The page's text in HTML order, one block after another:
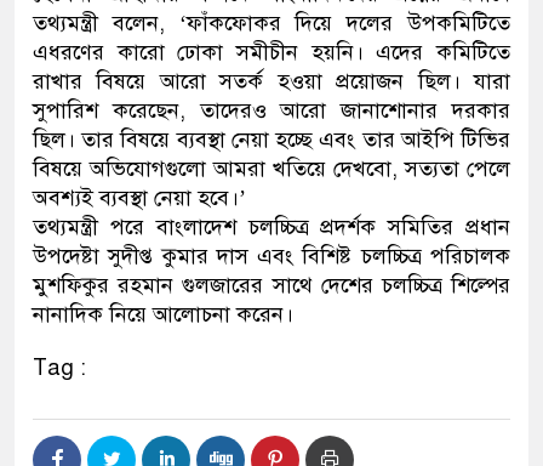
তথ্যমন্ত্রী বলেন, ‘ফাঁকফোকর দিয়ে দলের উপকমিটিতে
এধরণের কারো ঢোকা সমীচীন হয়নি। এদের কমিটিতে
রাখার বিষয়ে আরো সতর্ক হওয়া প্রয়োজন ছিল। যারা
সুপারিশ করেছেন, তাদেরও আরো জানাশোনার দরকার
ছিল। তার বিষয়ে ব্যবস্থা নেয়া হচ্ছে এবং তার আইপি টিভির
বিষয়ে অভিযোগগুলো আমরা খতিয়ে দেখবো, সত্যতা পেলে
অবশ্যই ব্যবস্থা নেয়া হবে।’
তথ্যমন্ত্রী পরে বাংলাদেশ চলচ্চিত্র প্রদর্শক সমিতির প্রধান
উপদেষ্টা সুদীপ্ত কুমার দাস এবং বিশিষ্ট চলচ্চিত্র পরিচালক
মুশফিকুর রহমান গুলজারের সাথে দেশের চলচ্চিত্র শিল্পের
নানাদিক নিয়ে আলোচনা করেন।
Tag :